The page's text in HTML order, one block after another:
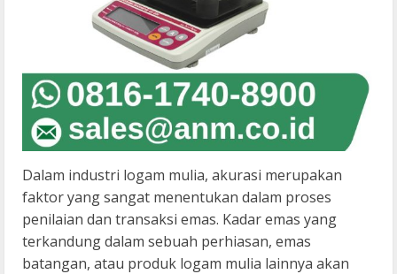
Dalam industri logam mulia, akurasi merupakan
faktor yang sangat menentukan dalam proses
penilaian dan transaksi emas. Kadar emas yang
terkandung dalam sebuah perhiasan, emas
batangan, atau produk logam mulia lainnya akan